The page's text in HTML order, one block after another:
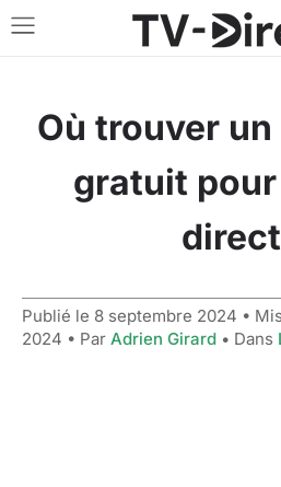
Où trouver
gratuit pour
Publié le 8 septembre 2024 •
2024 • Par Adrien Girard • Dans